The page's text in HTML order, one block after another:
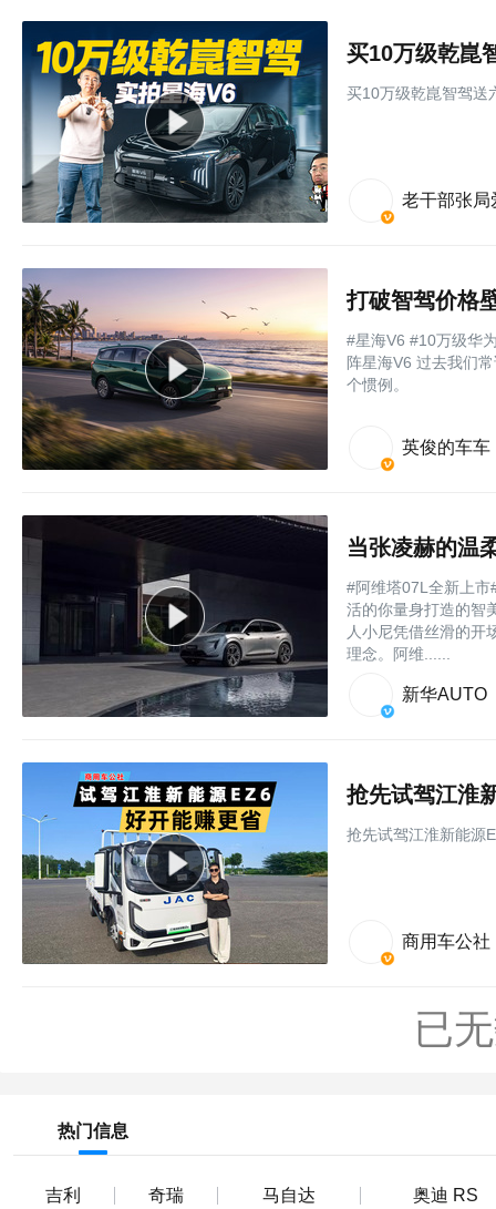
买10万级乾崑
买10万级乾崑智驾送
老干部张局
#星海V6 #10万级华
阵星海V6 过去我们
个惯例。
英俊的车车
当张凌赫的温
#阿维塔07L全新上
活的你量身打造的智
人小尼凭借‌丝滑的开
理念。阿维......
新华AUTO
抢先试驾江淮
抢先试驾江淮新能源
商用车公社
已
热门信息
吉利 奇瑞 马自达 奥迪 RS